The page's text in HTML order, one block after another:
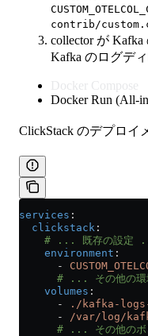
contrib/
collector が
Kafka のログデ
Docker Compose
Docker Run (All-
ClickStack のデプロイ
services :
  clickstack
:
# ... 既存の設定
    environment
:
      -
# ... その他の環
    volumes
:
      -
./kafka-
      -
/var/log/
# ... その他のボ